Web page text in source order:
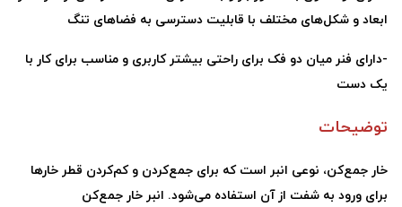
ابعاد و شکل‌های مختلف با قابلیت دسترسی به فضاهای تنگ
-دارای فنر میان دو فک برای راحتی بیشتر کاربری و مناسب برای کار با
یک دست
توضیحات
خار جمع‌کن، نوعی انبر است که برای جمع‌کردن و کم‌کردن قطر خارها
برای ورود به شفت از آن استفاده می‌شود. انبر خار جمع‌کن